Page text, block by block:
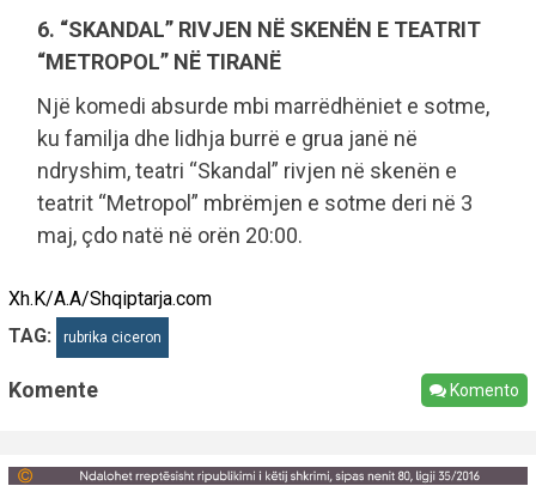
6. “SKANDAL” RIVJEN NË SKENËN E TEATRIT
“METROPOL” NË TIRANË
Një komedi absurde mbi marrëdhëniet e sotme,
ku familja dhe lidhja burrë e grua janë në
ndryshim, teatri “Skandal” rivjen në skenën e
teatrit “Metropol” mbrëmjen e sotme deri në 3
maj, çdo natë në orën 20:00.
Xh.K/A.A/Shqiptarja.com
TAG:
rubrika ciceron
Komente Komento